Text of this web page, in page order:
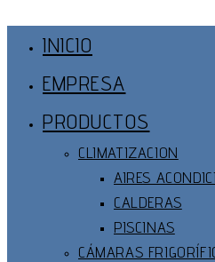
INICIO
EMPRESA
PRODUCTOS
CLIMATIZACION
AIRES
CALDERAS
PISCINAS
CÁMARAS